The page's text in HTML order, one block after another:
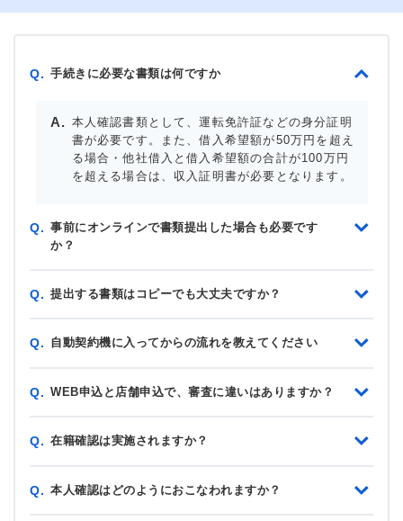
Q. 手続きに必要な書類は何ですか
本人確認書類として、運転免許証などの身分証明
書が必要です。また、借入希望額が50万円を超え
る場合・他社借入と借入希望額の合計が100万円
を超える場合は、収入証明書が必要となります。
Q. 事前にオンラインで書類提出した場合も必要です
か？
Q. 提出する書類はコピーでも大丈夫ですか？
Q. 自動契約機に入ってからの流れを教えてください
Q. WEB申込と店舗申込で、審査に違いはありますか？
Q. 在籍確認は実施されますか？
Q. 本人確認はどのようにおこなわれますか？